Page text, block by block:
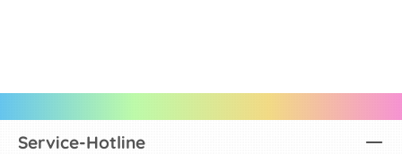
Service-Hotline